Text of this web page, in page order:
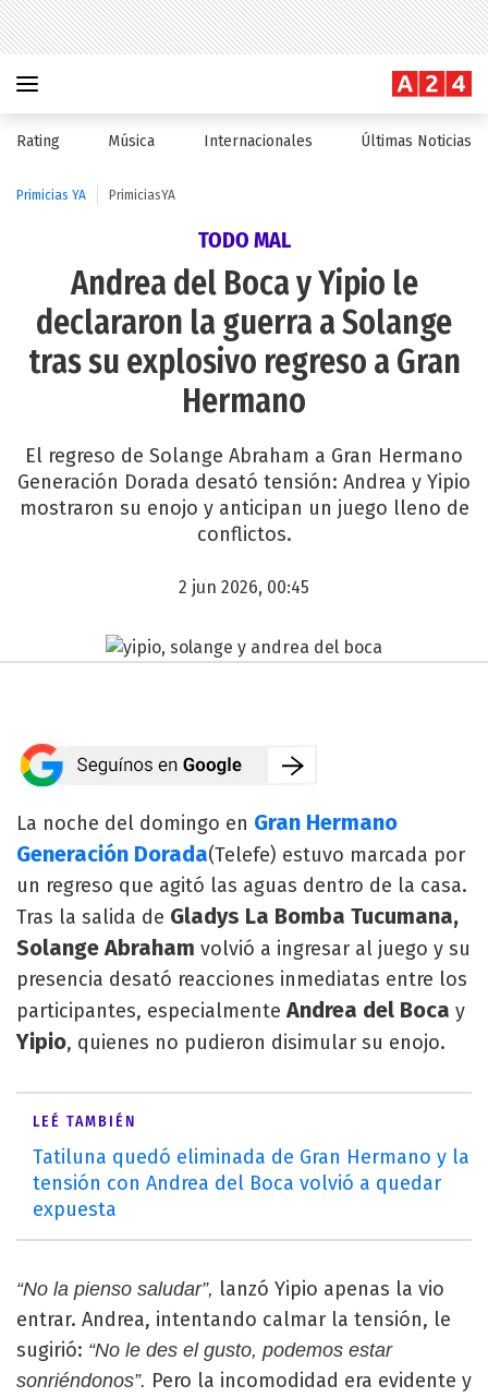
Rating Música Internacionales Últimas Noticias
Primicias YA PrimiciasYA
TODO MAL
Andrea del Boca y Yipio le
declararon la guerra a Solange
tras su explosivo regreso a Gran
Hermano
El regreso de Solange Abraham a Gran Hermano
Generación Dorada desató tensión: Andrea y Yipio
mostraron su enojo y anticipan un juego lleno de
conflictos.
2 jun 2026, 00:45
La noche del domingo en Gran Hermano
Generación Dorada(Telefe) estuvo marcada por
un regreso que agitó las aguas dentro de la casa.
Tras la salida de Gladys La Bomba Tucumana,
Solange Abraham volvió a ingresar al juego y su
presencia desató reacciones inmediatas entre los
participantes, especialmenteAndrea del Boca y
Yipio, quienes no pudieron disimular su enojo.
LEÉ TAMBIÉN
Tatiluna quedó eliminada de Gran Hermano y la
tensión con Andrea del Boca volvió a quedar
expuesta
“No la pienso saludar”, lanzó Yipio apenas la vio
entrar. Andrea, intentando calmar la tensión, le
sugirió: “No le des el gusto, podemos estar
sonriéndonos”. Pero la incomodidad era evidente y